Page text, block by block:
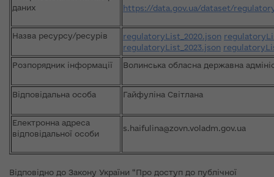
даних
https://data.gov.ua/dataset/
Назва ресурсу/ресурів regulatoryList_2020.json
regulatoryList_2023.json
Розпорядник інформації Волинська обласна державна
Відповідальна особа Гайфуліна Світлана
Електронна адреса
відповідальної особи
s.haifulina@zovn.voladm.gov.ua
Відповідно до Закону України “Про доступ до публічної